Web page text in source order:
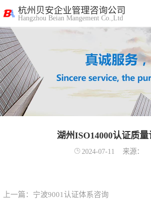
杭州贝安企业管理咨询公司
Hangzhou Beian Mangement Co.,Ltd
湖州ISO14000认证质量
2024-07-11 来源：
上一篇： 宁波9001认证体系咨询
ISO9001质量管
理体系认证
ISO14001环境管
理体系认证
OHSAS18001职
业健康安全管理
ISO27001信息安